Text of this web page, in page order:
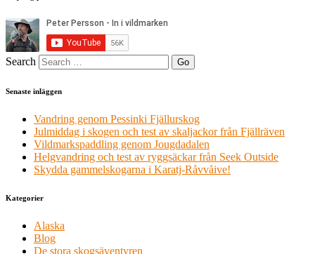
Search
Senaste inläggen
Vandring genom Pessinki Fjällurskog
Julmiddag i skogen och test av skaljackor från Fjällräven
Vildmarkspaddling genom Jougdadalen
Helgvandring och test av ryggsäckar från Seek Outside
Skydda gammelskogarna i Karatj-Råvvåive!
Kategorier
Alaska
Blog
De stora skogsäventyren